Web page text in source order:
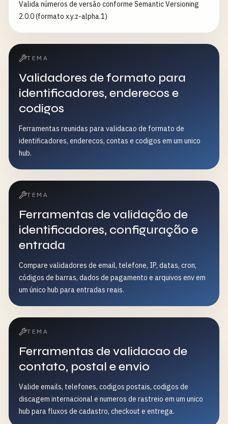
Valida números de versão conforme Semantic Versioning
2.0.0 (formato x.y.z-alpha.1)
TEMA
Validadores de formato para
identificadores, enderecos e
codigos
Ferramentas reunidas para validacao de formato de
identificadores, enderecos, contas e codigos em um unico
hub.
TEMA
Ferramentas de validação de
identificadores, configuração e
entrada
Compare validadores de email, telefone, IP, datas, cron,
códigos de barras, dados de pagamento e arquivos env em
um único hub para entradas reais.
TEMA
Ferramentas de validacao de
contato, postal e envio
Valide emails, telefones, codigos postais, codigos de
discagem internacional e numeros de rastreio em um unico
hub para fluxos de cadastro, checkout e entrega.